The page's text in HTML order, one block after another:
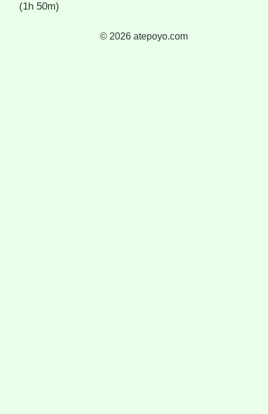
(1h 50m)
© 2026atepoyo.com